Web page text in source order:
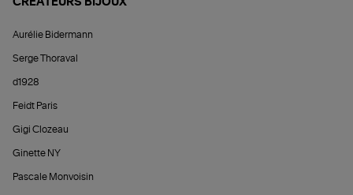
CRÉATEURS BIJOUX
Aurélie Bidermann
Serge Thoraval
d1928
Feidt Paris
Gigi Clozeau
Ginette NY
Pascale Monvoisin